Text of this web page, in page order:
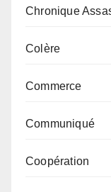
Chronique
Colère
Commerce
Communiqué
Coopération